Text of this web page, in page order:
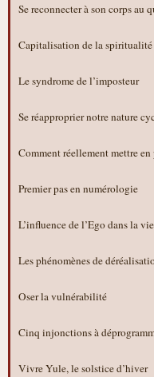
Se reconnecter à son corps au
Capitalisation de la
Le syndrome de l’imposteur
Se réapproprier notre nature
Comment réellement mettre
Premier pas en numérologie
L’influence de l’Ego dans la
Les phénomènes de
Oser la vulnérabilité
Cinq injonctions à
Vivre Yule, le solstice d’hiver